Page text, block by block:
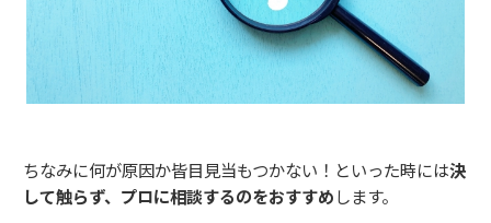
ちなみに何が原因か皆目見当もつかない！といった時には決
して触らず、プロに相談するのをおすすめします。